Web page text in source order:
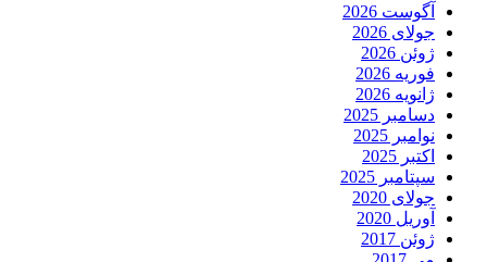
آگوست 2026
جولای 2026
ژوئن 2026
فوریه 2026
ژانویه 2026
دسامبر 2025
نوامبر 2025
اکتبر 2025
سپتامبر 2025
جولای 2020
آوریل 2020
ژوئن 2017